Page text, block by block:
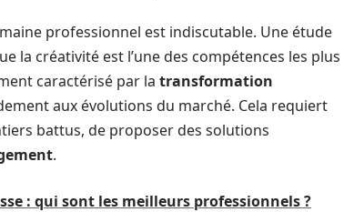
professionnel est indiscutable. Une étude
la créativité est l’une des compétences les plus
caractérisé par la transformation
aux évolutions du marché. Cela requiert
battus, de proposer des solutions
.
: qui sont les meilleurs professionnels ?